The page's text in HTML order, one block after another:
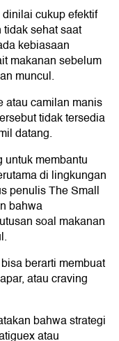
cukup efektif
sehat saat
kebiasaan
makanan sebelum
muncul.
atau camilan manis
tidak tersedia
datang.
membantu
di lingkungan
penulis The Small
bahwa
soal makanan
berarti membuat
atau craving
bahwa strategi
atau